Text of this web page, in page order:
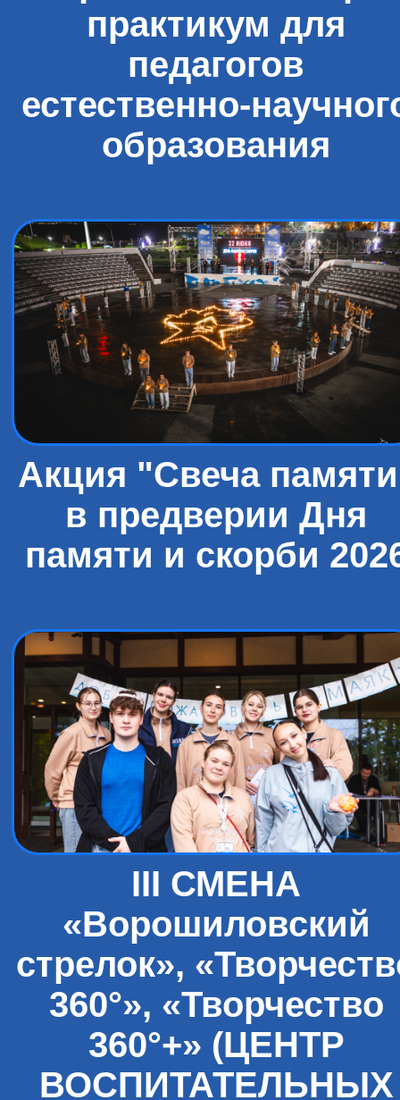
практикум для
педагогов
естественно-
образования
Акция "Свеча
в предверии Дня
памяти и скорби
III СМЕНА
«Ворошиловский
стрелок»,
360°», «Творчество
360°+» (ЦЕНТР
ВОСПИТАТЕЛЬНЫХ